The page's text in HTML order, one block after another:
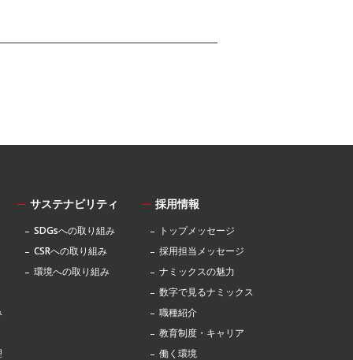
サステナビリティ
SDGsへの取り組み
CSRへの取り組み
環境への取り組み
採用情報
トップメッセージ
採用担当メッセージ
ナミックスの魅力
数字で見るナミックス
職種紹介
教育制度・キャリア
働く環境